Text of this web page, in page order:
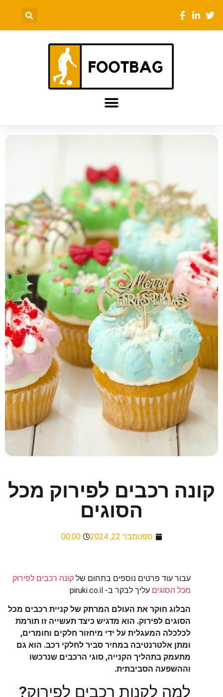
קונה רכבים לפירוק מכל
הסוגים
ספטמבר 22, 2024 00:00
עבור עוד פרטים נוספים בתחום של קונה רכבים לפירוק
מכל הסוגים עליך לבקר ב- piruki.co.il
הבלוג חוקר את העולם המרתק של קניית רכבים מכל
הסוגים לפירוק. הוא מדגיש כיצד תעשייה זו תורמת
לכלכלה המעגלית על ידי מיחזור חלקים וחומרים,
ומתן אלטרנטיבה במחיר סביר לחלקי רכב. הוא גם
מתעמק בתהליך הקנייה, סוגי הרכבים שנרכשו
וההשפעה הסביבתית.
למה לקנות רכבים לפירוק?